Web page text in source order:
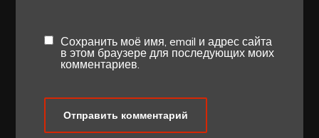
Сохранить моё имя, email и адрес сайта
в этом браузере для последующих моих
комментариев.